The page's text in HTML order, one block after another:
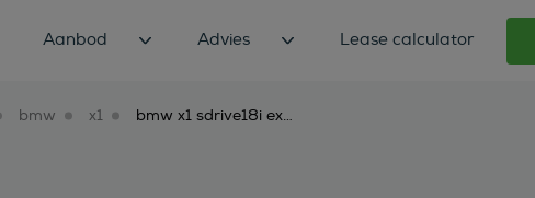
Aanbod Advies Lease calculator
bmw x1 bmw x1 sdrive18i executive navigatie wit-metallic pdc